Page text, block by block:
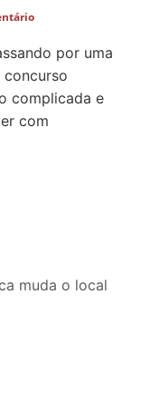
por uma
concurso
complicada e
com